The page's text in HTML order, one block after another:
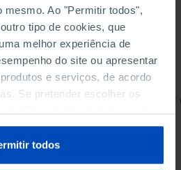
mesmo. Ao "Permitir todos",
tipo de cookies, que
melhor experiência de
do site ou apresentar
e serviços, de acordo
Se pretender escolher os
gestão de preferências ou da
. todos
do Futebol